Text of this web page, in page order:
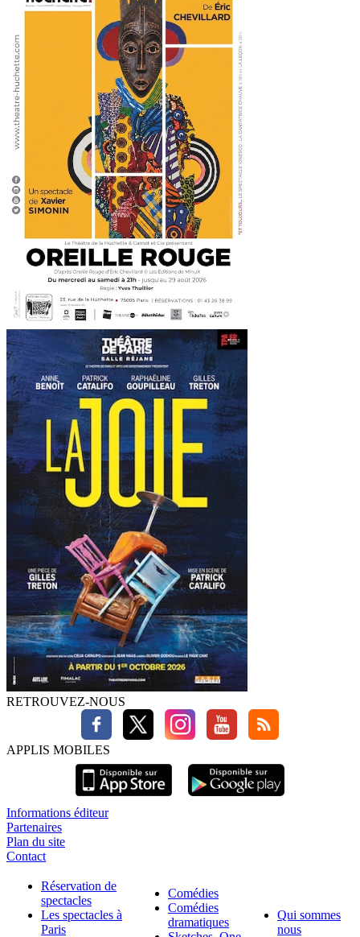
RETROUVEZ-NOUS
APPLIS MOBILES
Informations éditeur
Partenaires
Plan du site
Contact
Réservation de
spectacles
Les spectacles à
Paris
Comédies
Comédies
dramatiques
Qui sommes
nous